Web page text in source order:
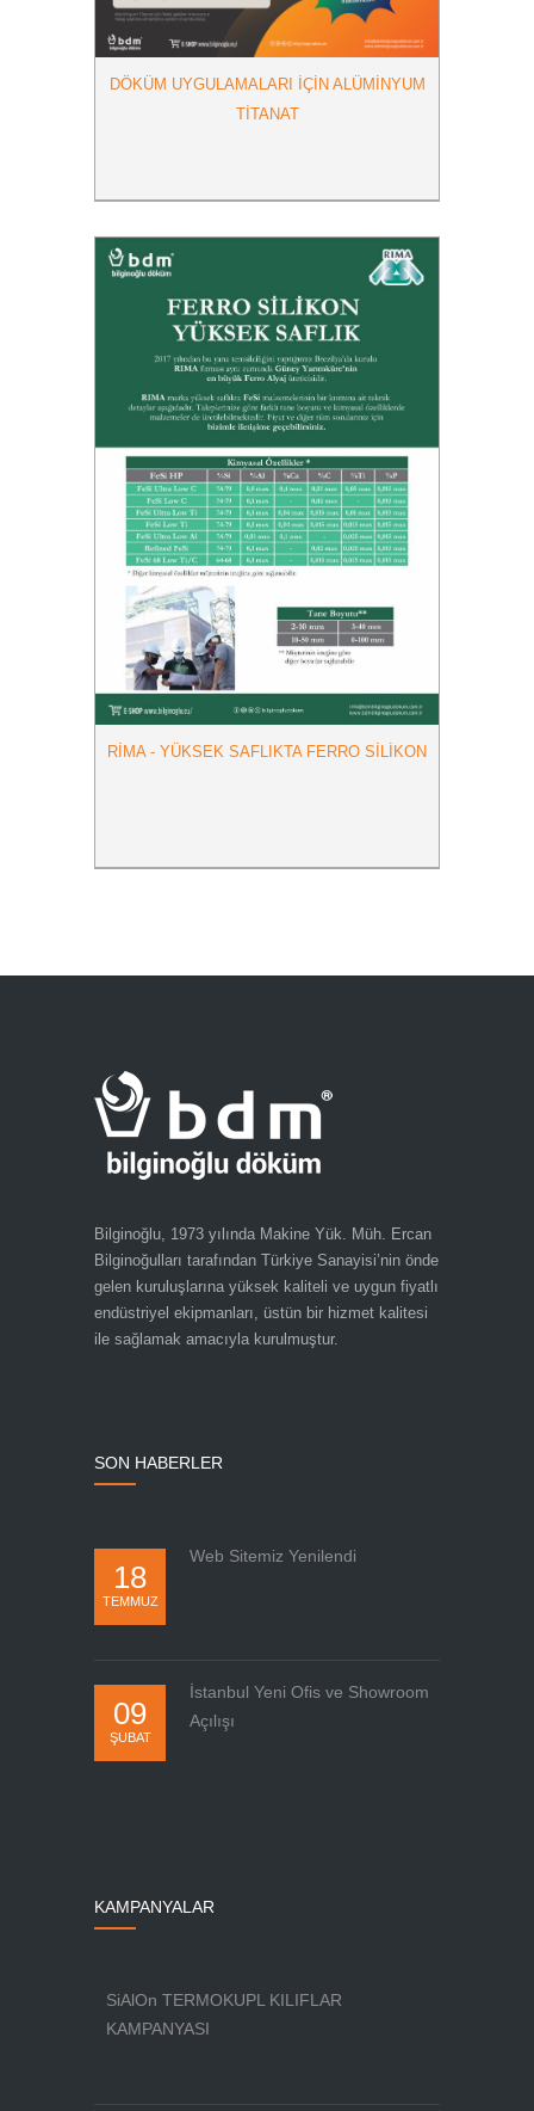
DÖKÜM UYGULAMALARI IÇIN ALÜMINYUM
TITANAT
RIMA - YÜKSEK SAFLIKTA FERRO SILIKON
Bilginoğlu, 1973 yılında Makine Yük. Müh. Ercan
Bilginoğulları tarafından Türkiye Sanayisi’nin önde
gelen kuruluşlarına yüksek kaliteli ve uygun fiyatlı
endüstriyel ekipmanları, üstün bir hizmet kalitesi
ile sağlamak amacıyla kurulmuştur.
SON HABERLER
18
TEMMUZ
Web Sitemiz Yenilendi
09
ŞUBAT
İstanbul Yeni Ofis ve Showroom
Açılışı
KAMPANYALAR
SiAlOn TERMOKUPL KILIFLAR
KAMPANYASI